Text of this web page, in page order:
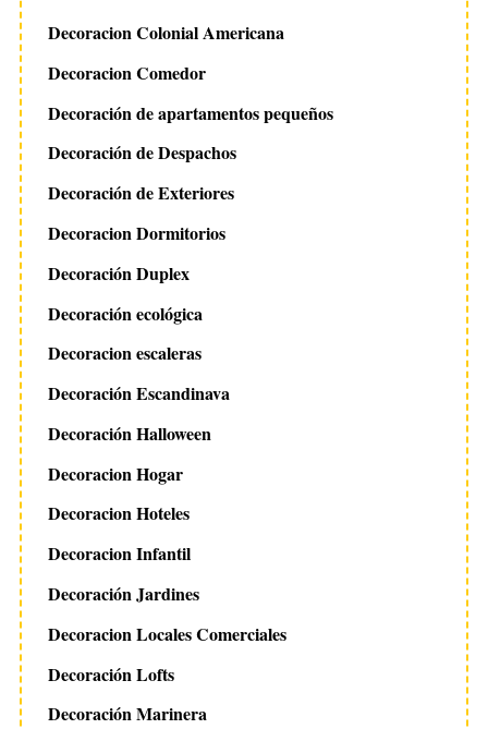
Decoracion Colonial Americana
Decoracion Comedor
Decoración de apartamentos pequeños
Decoración de Despachos
Decoración de Exteriores
Decoracion Dormitorios
Decoración Duplex
Decoración ecológica
Decoracion escaleras
Decoración Escandinava
Decoración Halloween
Decoracion Hogar
Decoracion Hoteles
Decoracion Infantil
Decoración Jardines
Decoracion Locales Comerciales
Decoración Lofts
Decoración Marinera